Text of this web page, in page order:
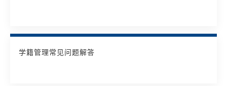
学籍管理常见问题解答